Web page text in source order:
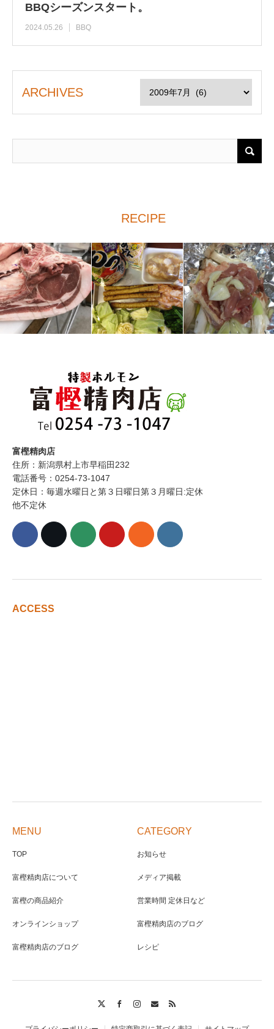
BBQシーズンスタート。
2024.05.26 BBQ
ARCHIVES
RECIPE
富樫精肉店
住所：新潟県村上市早稲田232
電話番号：0254-73-1047
定休日：毎週水曜日と第３日曜日第３月曜日:定休
他不定休
ACCESS
MENU
TOP
富樫精肉店について
富樫の商品紹介
オンラインショップ
富樫精肉店のブログ
CATEGORY
お知らせ
メディア掲載
営業時間 定休日など
富樫精肉店のブログ
レシピ
RSS